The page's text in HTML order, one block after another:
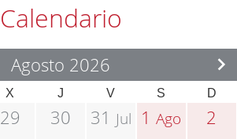
Calendario
Agosto 2026
X J V S D
29 30 31 Jul 1Ago 2